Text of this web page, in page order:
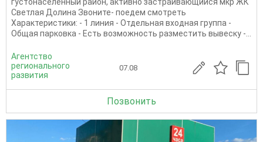
Светлая Долина Звоните- поедем смотреть
Характеристики: - 1 линия - Отдельная входная группа -
Общая парковка - Есть возможность разместить вывеску -...
Агентство
регионального
развития
07.08
Позвонить